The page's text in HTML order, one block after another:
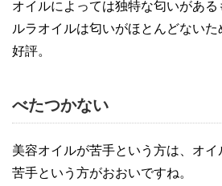
オイルによっては独特な匂いがあ
ルラオイルは匂いがほとんどない
好評。
べたつかない
美容オイルが苦手という方は、オ
苦手という方がおおいですね。